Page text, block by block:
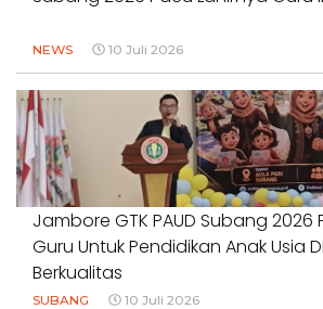
NEWS 10 Juli 2026
Jambore GTK PAUD Subang 2026
Guru Untuk Pendidikan Anak Usia
Berkualitas
SUBANG 10 Juli 2026